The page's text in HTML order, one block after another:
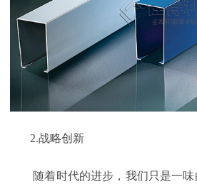
2.战略创新
随着时代的进步，我们只是一味